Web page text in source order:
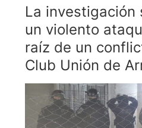
La investigación
un violento
raíz de un
Club Unión de